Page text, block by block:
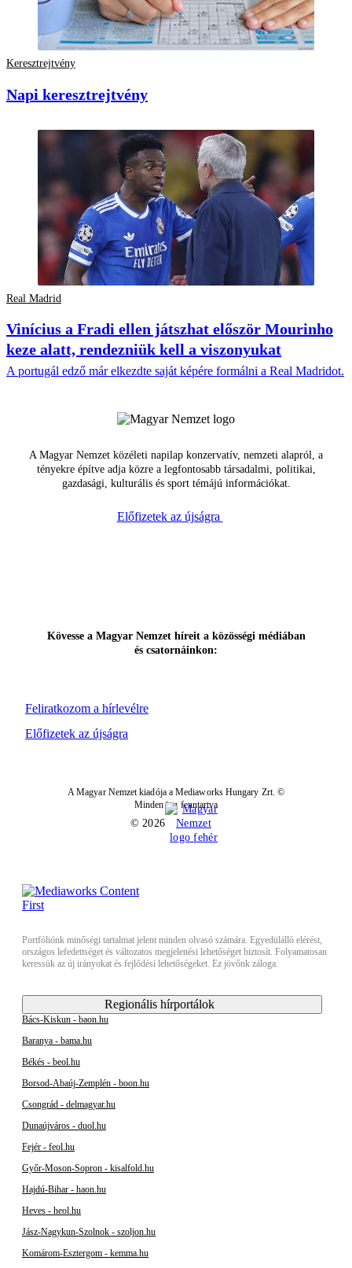
Keresztrejtvény
Napi keresztrejtvény
Real Madrid
Vinícius a Fradi ellen játszhat először Mourinho
keze alatt, rendezniük kell a viszonyukat
A portugál edző már elkezdte saját képére formálni a Real Madridot.
A Magyar Nemzet közéleti napilap konzervatív, nemzeti alapról, a
tényekre építve adja közre a legfontosabb társadalmi, politikai,
gazdasági, kulturális és sport témájú információkat.
Előfizetek az újságra
Feliratkozom a hírlevélre
Kövesse a Magyar Nemzet híreit a közösségi médiában
és csatornáinkon:
Előfizetek az újságra
A Magyar Nemzet kiadója a Mediaworks Hungary Zrt. ©
Minden jog fenntartva
© 2026
Portfóliónk minőségi tartalmat jelent minden olvasó számára. Egyedülálló elérést,
országos lefedettséget és változatos megjelenési lehetőséget biztosít. Folyamatosan
keressük az új irányokat és fejlődési lehetőségeket. Ez jövőnk záloga.
Regionális hírportálok
Bács-Kiskun - baon.hu
Baranya - bama.hu
Békés - beol.hu
Borsod-Abaúj-Zemplén - boon.hu
Csongrád - delmagyar.hu
Dunaújváros - duol.hu
Fejér - feol.hu
Győr-Moson-Sopron - kisalfold.hu
Hajdú-Bihar - haon.hu
Heves - heol.hu
Jász-Nagykun-Szolnok - szoljon.hu
Komárom-Esztergom - kemma.hu